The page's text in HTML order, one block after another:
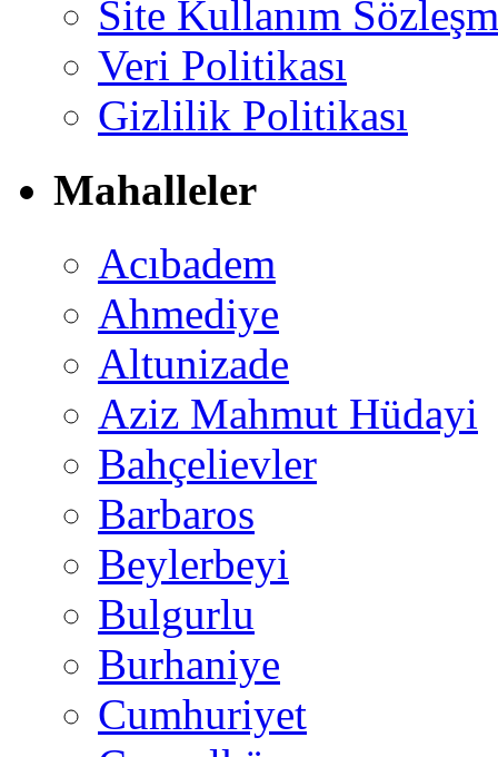
Site Kullanım
Veri Politikası
Gizlilik Politikası
Mahalleler
Acıbadem
Ahmediye
Altunizade
Aziz Mahmut Hüdayi
Bahçelievler
Barbaros
Beylerbeyi
Bulgurlu
Burhaniye
Cumhuriyet